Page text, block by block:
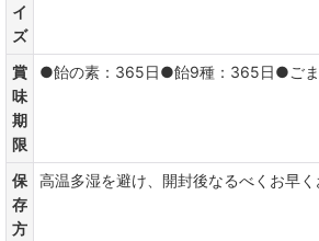
イ
ズ
賞
味
期
限
●飴の素：365日●飴9種：365日●ごま
保
存
方
高温多湿を避け、開封後なるべくお早く